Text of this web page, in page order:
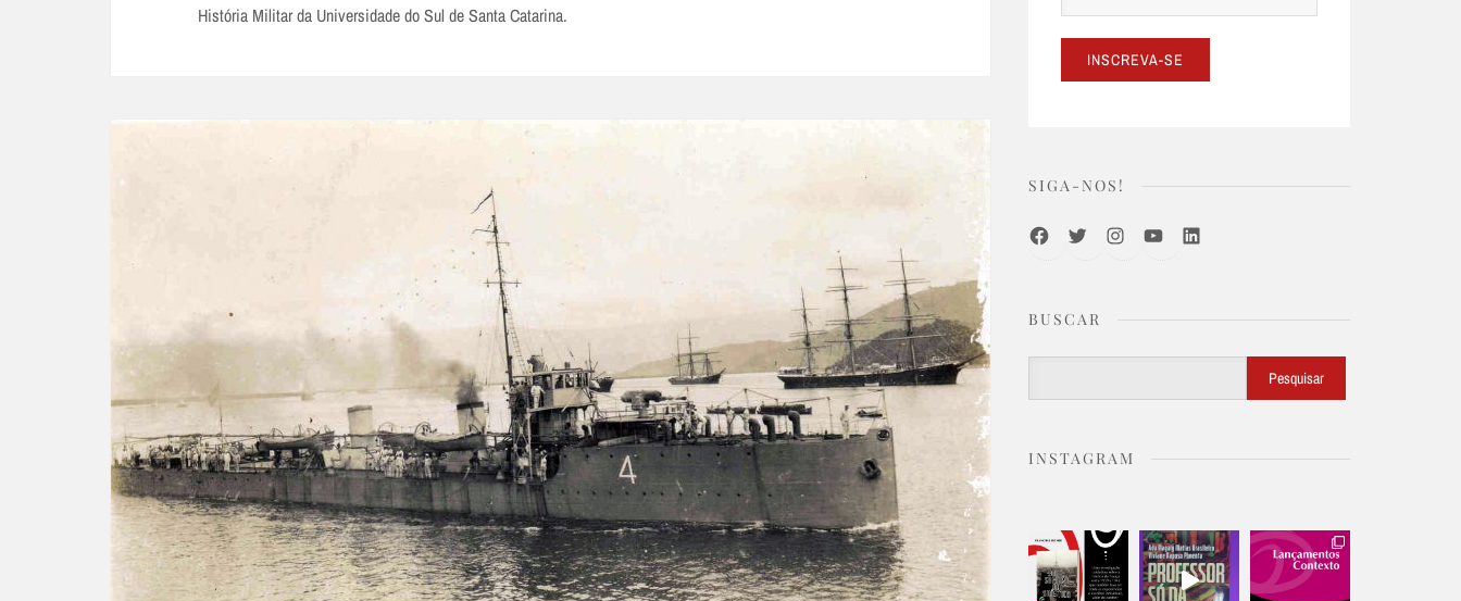
História Militar da Universidade do Sul de Santa Catarina.
SIGA-NOS!
FacebookTwitterInstagramYoutubeLinkedIn
BUSCAR
Pesquisar
INSTAGRAM